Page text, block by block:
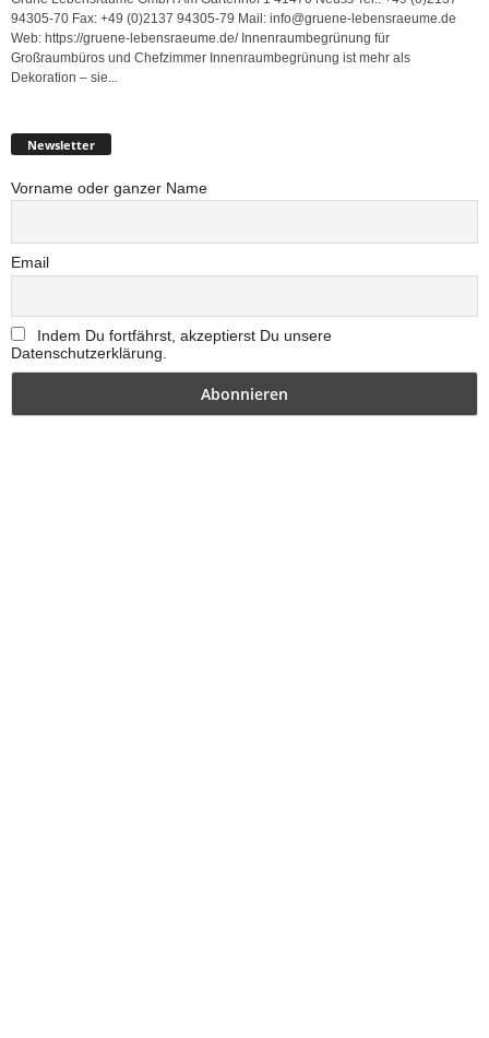
94305-70 Fax: +49 (0)2137 94305-79 Mail: info@gruene-lebensraeume.de
Web: https://gruene-lebensraeume.de/ Innenraumbegrünung für
Großraumbüros und Chefzimmer Innenraumbegrünung ist mehr als
Dekoration – sie...
Newsletter
Vorname oder ganzer Name
Email
Indem Du fortfährst, akzeptierst Du unsere
Datenschutzerklärung.